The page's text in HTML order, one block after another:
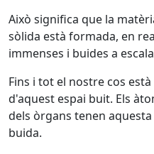
Això significa que la
sòlida està formada, en
immenses i buides a
Fins i tot el nostre cos
d'aquest espai buit. Els
dels òrgans tenen
buida.